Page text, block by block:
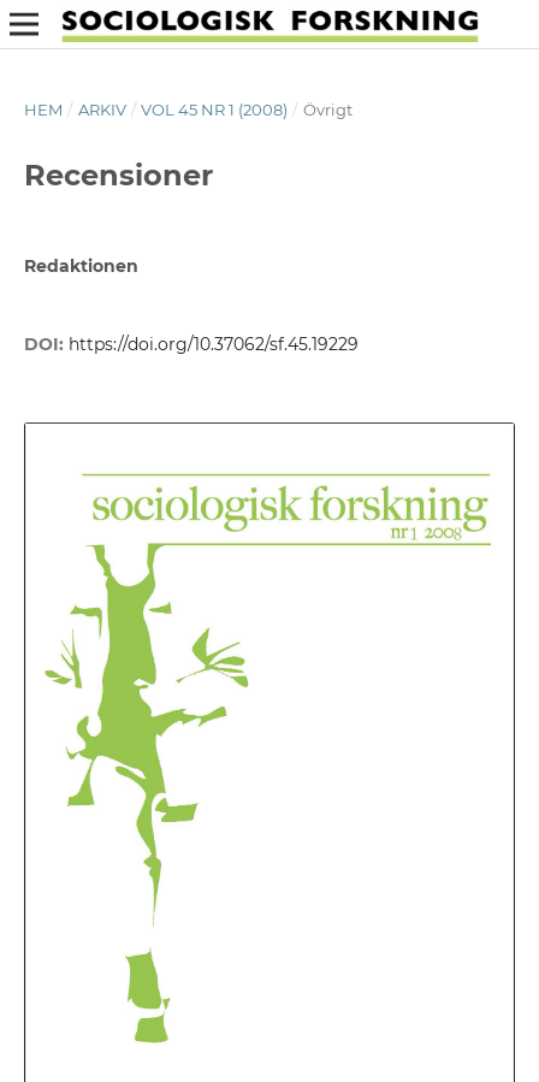
HEM / ARKIV / VOL 45 NR 1 (2008) / Övrigt
Recensioner
Redaktionen
DOI: https://doi.org/10.37062/sf.45.19229